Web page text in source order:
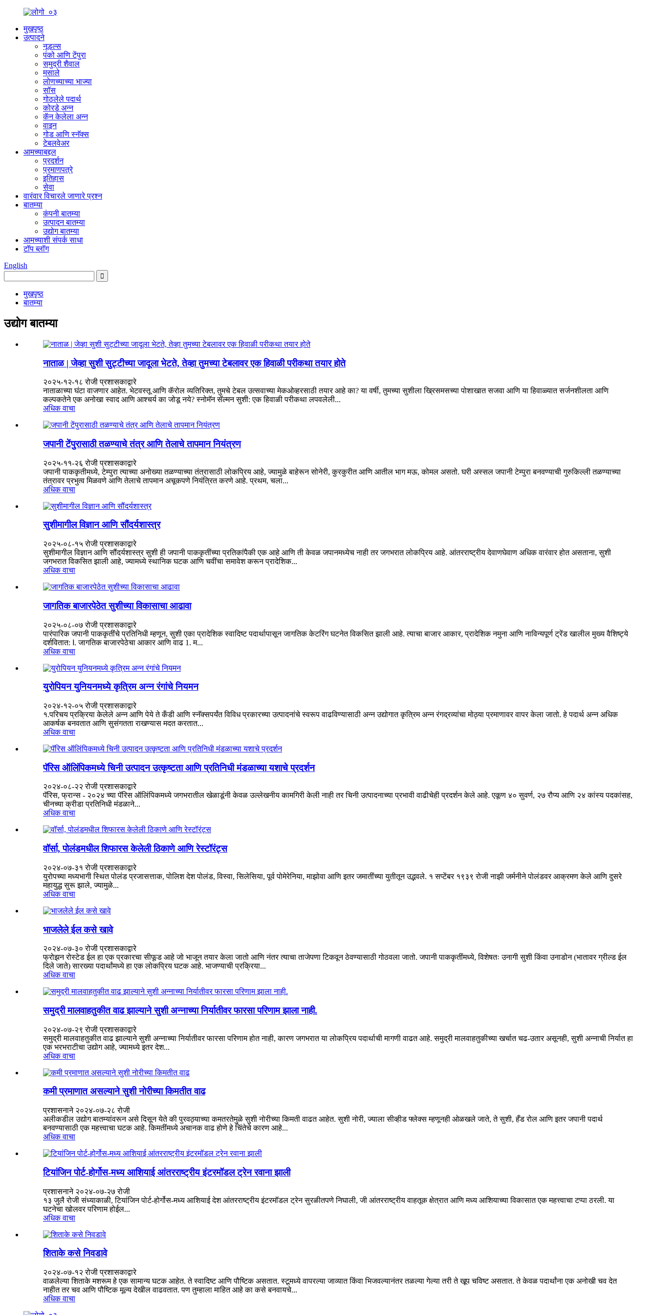
मुखपृष्ठ
उत्पादने
नूडल्स
पंको आणि टेंपुरा
समुद्री शैवाल
मसाले
लोणच्याच्या भाज्या
सॉस
गोठलेले पदार्थ
कोरडे अन्न
कॅन केलेला अन्न
वाइन
गोड आणि स्नॅक्स
टेबलवेअर
आमच्याबद्दल
प्रदर्शन
प्रमाणपत्रे
इतिहास
सेवा
वारंवार विचारले जाणारे प्रश्न
बातम्या
कंपनी बातम्या
उत्पादन बातम्या
उद्योग बातम्या
आमच्याशी संपर्क साधा
टॉप ब्लॉग
English
मुखपृष्ठ
बातम्या
उद्योग बातम्या
नाताळ | जेव्हा सुशी सुट्टीच्या जादूला भेटते, तेव्हा तुमच्या टेबलावर एक हिवाळी परीकथा तयार होते
२०२५-१२-१८ रोजी प्रशासकाद्वारे
नाताळाच्या घंटा वाजणार आहेत. भेटवस्तू आणि कॅरोल व्यतिरिक्त, तुमचे टेबल उत्सवाच्या मेकओव्हरसाठी तयार आहे का? या वर्षी, तुमच्या सुशीला ख्रिसमसच्या पोशाखात सजवा आणि या हिवाळ्यात सर्जनशीलता आणि
कल्पकतेने एक अनोखा स्वाद आणि आश्चर्य का जोडू नये? स्नोमॅन सॅल्मन सुशी: एक हिवाळी परीकथा लपवलेली...
अधिक वाचा
जपानी टेंपुरासाठी तळण्याचे तंत्र आणि तेलाचे तापमान नियंत्रण
२०२५-११-२६ रोजी प्रशासकाद्वारे
जपानी पाककृतीमध्ये, टेम्पुरा त्याच्या अनोख्या तळण्याच्या तंत्रासाठी लोकप्रिय आहे, ज्यामुळे बाहेरून सोनेरी, कुरकुरीत आणि आतील भाग मऊ, कोमल असतो. घरी अस्सल जपानी टेम्पुरा बनवण्याची गुरुकिल्ली तळण्याच्या
तंत्रावर प्रभुत्व मिळवणे आणि तेलाचे तापमान अचूकपणे नियंत्रित करणे आहे. प्रथम, चला...
अधिक वाचा
सुशीमागील विज्ञान आणि सौंदर्यशास्त्र
२०२५-०८-१५ रोजी प्रशासकाद्वारे
सुशीमागील विज्ञान आणि सौंदर्यशास्त्र सुशी ही जपानी पाककृतींच्या प्रतिकांपैकी एक आहे आणि ती केवळ जपानमध्येच नाही तर जगभरात लोकप्रिय आहे. आंतरराष्ट्रीय देवाणघेवाण अधिक वारंवार होत असताना, सुशी
जगभरात विकसित झाली आहे, ज्यामध्ये स्थानिक घटक आणि चवींचा समावेश करून प्रादेशिक...
अधिक वाचा
जागतिक बाजारपेठेत सुशीच्या विकासाचा आढावा
२०२५-०८-०७ रोजी प्रशासकाद्वारे
पारंपारिक जपानी पाककृतींचे प्रतिनिधी म्हणून, सुशी एका प्रादेशिक स्वादिष्ट पदार्थापासून जागतिक केटरिंग घटनेत विकसित झाली आहे. त्याचा बाजार आकार, प्रादेशिक नमुना आणि नाविन्यपूर्ण ट्रेंड खालील मुख्य वैशिष्ट्ये
दर्शवितात: Ⅰ. जागतिक बाजारपेठेचा आकार आणि वाढ 1. म...
अधिक वाचा
युरोपियन युनियनमध्ये कृत्रिम अन्न रंगांचे नियमन
२०२४-१२-०५ रोजी प्रशासकाद्वारे
१.परिचय प्रक्रिया केलेले अन्न आणि पेये ते कँडी आणि स्नॅक्सपर्यंत विविध प्रकारच्या उत्पादनांचे स्वरूप वाढविण्यासाठी अन्न उद्योगात कृत्रिम अन्न रंगद्रव्यांचा मोठ्या प्रमाणावर वापर केला जातो. हे पदार्थ अन्न अधिक
आकर्षक बनवतात आणि सुसंगतता राखण्यास मदत करतात...
अधिक वाचा
पॅरिस ऑलिंपिकमध्ये चिनी उत्पादन उत्कृष्टता आणि प्रतिनिधी मंडळाच्या यशाचे प्रदर्शन
२०२४-०८-२२ रोजी प्रशासकाद्वारे
पॅरिस, फ्रान्स - २०२४ च्या पॅरिस ऑलिंपिकमध्ये जगभरातील खेळाडूंनी केवळ उल्लेखनीय कामगिरी केली नाही तर चिनी उत्पादनाच्या प्रभावी वाढीचेही प्रदर्शन केले आहे. एकूण ४० सुवर्ण, २७ रौप्य आणि २४ कांस्य पदकांसह,
चीनच्या क्रीडा प्रतिनिधी मंडळाने...
अधिक वाचा
वॉर्सा, पोलंडमधील शिफारस केलेली ठिकाणे आणि रेस्टॉरंट्स
२०२४-०७-३१ रोजी प्रशासकाद्वारे
युरोपच्या मध्यभागी स्थित पोलंड प्रजासत्ताक, पोलिश देश पोलंड, विस्वा, सिलेसिया, पूर्व पोमेरेनिया, माझोवा आणि इतर जमातींच्या युतीतून उद्भवले. १ सप्टेंबर १९३९ रोजी नाझी जर्मनीने पोलंडवर आक्रमण केले आणि दुसरे
महायुद्ध सुरू झाले, ज्यामुळे...
अधिक वाचा
भाजलेले ईल कसे खावे
२०२४-०७-३० रोजी प्रशासकाद्वारे
फ्रोझन रोस्टेड ईल हा एक प्रकारचा सीफूड आहे जो भाजून तयार केला जातो आणि नंतर त्याचा ताजेपणा टिकवून ठेवण्यासाठी गोठवला जातो. जपानी पाककृतींमध्ये, विशेषतः उनागी सुशी किंवा उनाडोन (भातावर ग्रील्ड ईल
दिले जाते) सारख्या पदार्थांमध्ये हा एक लोकप्रिय घटक आहे. भाजण्याची प्रक्रिया...
अधिक वाचा
समुद्री मालवाहतुकीत वाढ झाल्याने सुशी अन्नाच्या निर्यातीवर फारसा परिणाम झाला नाही.
२०२४-०७-२९ रोजी प्रशासकाद्वारे
समुद्री मालवाहतुकीत वाढ झाल्याने सुशी अन्नाच्या निर्यातीवर फारसा परिणाम होत नाही, कारण जगभरात या लोकप्रिय पदार्थाची मागणी वाढत आहे. समुद्री मालवाहतुकीच्या खर्चात चढ-उतार असूनही, सुशी अन्नाची निर्यात हा
एक भरभराटीचा उद्योग आहे, ज्यामध्ये इतर देश...
अधिक वाचा
कमी प्रमाणात असल्याने सुशी नोरीच्या किमतीत वाढ
प्रशासनाने २०२४-०७-२८ रोजी
अलीकडील उद्योग बातम्यांवरून असे दिसून येते की पुरवठ्याच्या कमतरतेमुळे सुशी नोरीच्या किमती वाढत आहेत. सुशी नोरी, ज्याला सीव्हीड फ्लेक्स म्हणूनही ओळखले जाते, ते सुशी, हँड रोल आणि इतर जपानी पदार्थ
बनवण्यासाठी एक महत्त्वाचा घटक आहे. किमतींमध्ये अचानक वाढ होणे हे चिंतेचे कारण आहे...
अधिक वाचा
टियांजिन पोर्ट-होर्गोस-मध्य आशियाई आंतरराष्ट्रीय इंटरमॉडल ट्रेन रवाना झाली
प्रशासनाने २०२४-०७-२७ रोजी
१३ जुलै रोजी संध्याकाळी, टियांजिन पोर्ट-होर्गोस-मध्य आशियाई देश आंतरराष्ट्रीय इंटरमॉडल ट्रेन सुरळीतपणे निघाली, जी आंतरराष्ट्रीय वाहतूक क्षेत्रात आणि मध्य आशियाच्या विकासात एक महत्त्वाचा टप्पा ठरली. या
घटनेचा खोलवर परिणाम होईल...
अधिक वाचा
शिताके कसे निवडावे
२०२४-०७-१२ रोजी प्रशासकाद्वारे
वाळलेल्या शिताके मशरूम हे एक सामान्य घटक आहेत. ते स्वादिष्ट आणि पौष्टिक असतात. स्टूमध्ये वापरल्या जाव्यात किंवा भिजवल्यानंतर तळल्या गेल्या तरी ते खूप चविष्ट असतात. ते केवळ पदार्थांना एक अनोखी चव देत
नाहीत तर चव आणि पौष्टिक मूल्य देखील वाढवतात. पण तुम्हाला माहित आहे का कसे बनवायचे...
अधिक वाचा